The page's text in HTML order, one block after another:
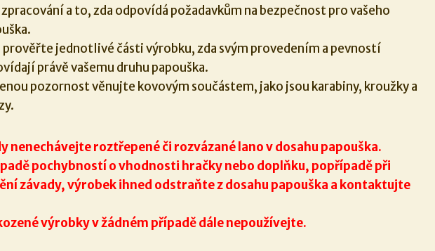
a to, zda odpovídá požadavkům na bezpečnost pro vašeho
prověřte jednotlivé části výrobku, zda svým provedením a pevností
právě vašemu druhu papouška.
pozornost věnujte kovovým součástem, jako jsou karabiny, kroužky a
nenechávejte roztřepené či rozvázané lano v dosahu papouška.
pochybností o vhodnosti hračky nebo doplňku, popřípadě při
závady, výrobek ihned odstraňte z dosahu papouška a kontaktujte
výrobky v žádném případě dále nepoužívejte.